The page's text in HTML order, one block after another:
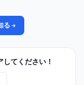
る
てください！